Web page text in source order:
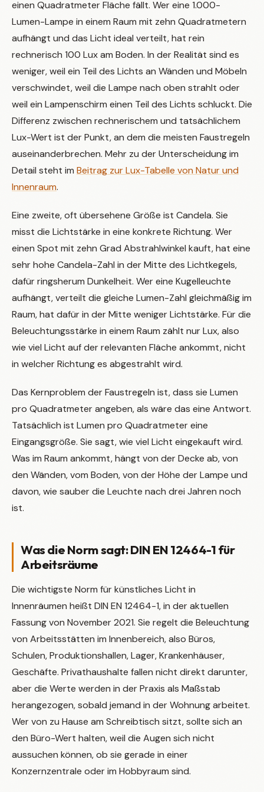
einen Quadratmeter Fläche fällt. Wer eine 1.000-
Lumen-Lampe in einem Raum mit zehn Quadratmetern
aufhängt und das Licht ideal verteilt, hat rein
rechnerisch 100 Lux am Boden. In der Realität sind es
weniger, weil ein Teil des Lichts an Wänden und Möbeln
verschwindet, weil die Lampe nach oben strahlt oder
weil ein Lampenschirm einen Teil des Lichts schluckt. Die
Differenz zwischen rechnerischem und tatsächlichem
Lux-Wert ist der Punkt, an dem die meisten Faustregeln
auseinanderbrechen. Mehr zu der Unterscheidung im
Detail steht im Beitrag zur Lux-Tabelle von Natur und
Innenraum.
Eine zweite, oft übersehene Größe ist Candela. Sie
misst die Lichtstärke in eine konkrete Richtung. Wer
einen Spot mit zehn Grad Abstrahlwinkel kauft, hat eine
sehr hohe Candela-Zahl in der Mitte des Lichtkegels,
dafür ringsherum Dunkelheit. Wer eine Kugelleuchte
aufhängt, verteilt die gleiche Lumen-Zahl gleichmäßig im
Raum, hat dafür in der Mitte weniger Lichtstärke. Für die
Beleuchtungsstärke in einem Raum zählt nur Lux, also
wie viel Licht auf der relevanten Fläche ankommt, nicht
in welcher Richtung es abgestrahlt wird.
Das Kernproblem der Faustregeln ist, dass sie Lumen
pro Quadratmeter angeben, als wäre das eine Antwort.
Tatsächlich ist Lumen pro Quadratmeter eine
Eingangsgröße. Sie sagt, wie viel Licht eingekauft wird.
Was im Raum ankommt, hängt von der Decke ab, von
den Wänden, vom Boden, von der Höhe der Lampe und
davon, wie sauber die Leuchte nach drei Jahren noch
ist.
Was die Norm sagt: DIN EN 12464-1 für
Arbeitsräume
Die wichtigste Norm für künstliches Licht in
Innenräumen heißt DIN EN 12464-1, in der aktuellen
Fassung von November 2021. Sie regelt die Beleuchtung
von Arbeitsstätten im Innenbereich, also Büros,
Schulen, Produktionshallen, Lager, Krankenhäuser,
Geschäfte. Privathaushalte fallen nicht direkt darunter,
aber die Werte werden in der Praxis als Maßstab
herangezogen, sobald jemand in der Wohnung arbeitet.
Wer von zu Hause am Schreibtisch sitzt, sollte sich an
den Büro-Wert halten, weil die Augen sich nicht
aussuchen können, ob sie gerade in einer
Konzernzentrale oder im Hobbyraum sind.